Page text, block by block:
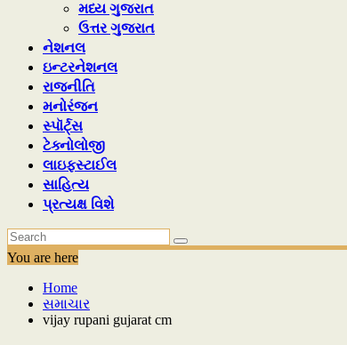
મધ્ય ગુજરાત
ઉત્તર ગુજરાત
નેશનલ
ઇન્ટરનેશનલ
રાજનીતિ
મનોરંજન
સ્પૉર્ટ્સ
ટેક્નોલોજી
લાઇફસ્ટાઈલ
સાહિત્ય
પ્રત્યક્ષ વિશે
You are here
Home
સમાચાર
vijay rupani gujarat cm